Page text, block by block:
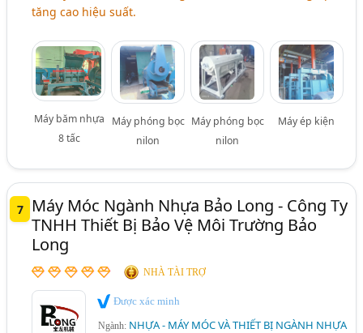
tăng cao hiệu suất.
Máy băm nhựa
8 tấc
Máy phóng bọc
nilon
Máy phóng bọc
nilon
Máy ép kiện
7
Máy Móc Ngành Nhựa Bảo Long - Công Ty
TNHH Thiết Bị Bảo Vệ Môi Trường Bảo
Long
NHÀ TÀI TRỢ
Được xác minh
Ngành: NHỰA - MÁY MÓC VÀ THIẾT BỊ NGÀNH NHỰA